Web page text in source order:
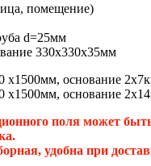
помещение)
d=25мм
330х330х35мм
основание
основание
поля может
удобна при